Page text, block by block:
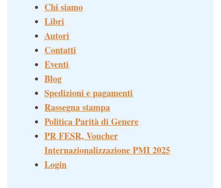
Chi siamo
Libri
Autori
Contatti
Eventi
Blog
Spedizioni e pagamenti
Rassegna stampa
Politica Parità di Genere
PR FESR, Voucher
Internazionalizzazione PMI 2025
Login